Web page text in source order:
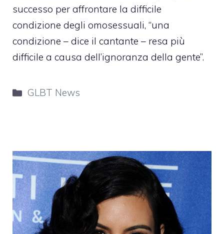
successo per affrontare la difficile
condizione degli omosessuali, “una
condizione – dice il cantante – resa più
difficile a causa dell’ignoranza della gente”.
Categorie
GLBT News